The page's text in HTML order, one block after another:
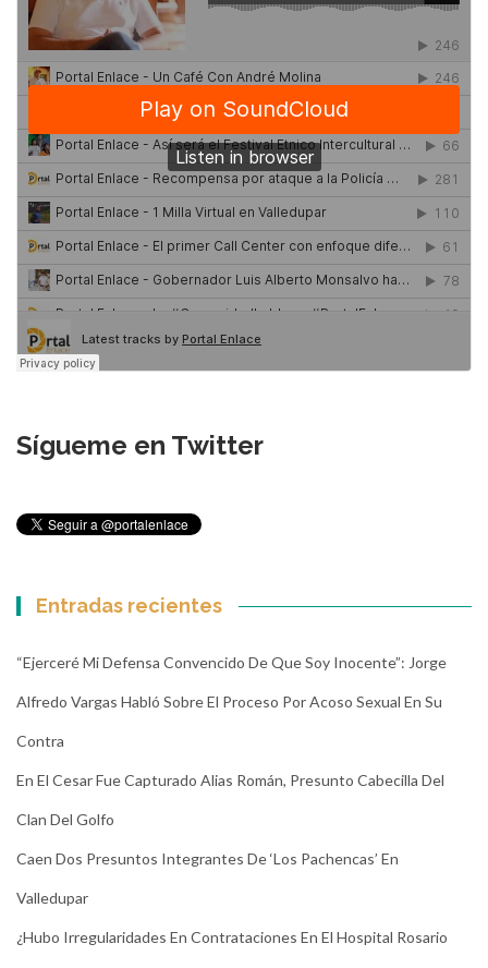
Sígueme en Twitter
Entradas recientes
“Ejerceré Mi Defensa Convencido De Que Soy Inocente”: Jorge
Alfredo Vargas Habló Sobre El Proceso Por Acoso Sexual En Su
Contra
En El Cesar Fue Capturado Alias Román, Presunto Cabecilla Del
Clan Del Golfo
Caen Dos Presuntos Integrantes De ‘Los Pachencas’ En
Valledupar
¿Hubo Irregularidades En Contrataciones En El Hospital Rosario